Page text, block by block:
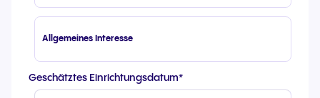
Allgemeines Interesse
Geschätztes Einrichtungsdatum*